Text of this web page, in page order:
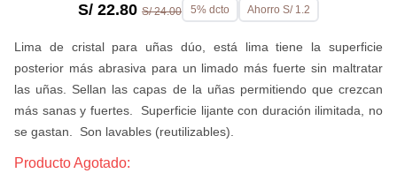
S/ 22.80 S/ 24.00 5% dcto Ahorro S/ 1.2
Lima de cristal para uñas dúo, está lima tiene la superficie
posterior más abrasiva para un limado más fuerte sin maltratar
las uñas. Sellan las capas de la uñas permitiendo que crezcan
más sanas y fuertes. Superficie lijante con duración ilimitada, no
se gastan. Son lavables (reutilizables).
Producto Agotado: